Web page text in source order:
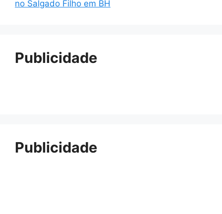
no Salgado Filho em BH
Publicidade
Publicidade